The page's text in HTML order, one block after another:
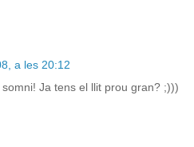
a les 20:12
Ja tens el llit prou gran? ;)))